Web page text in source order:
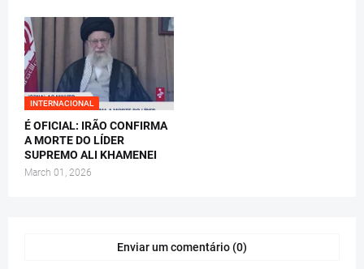
INTERNACIONAL
É OFICIAL: IRÃO CONFIRMA
A MORTE DO LÍDER
SUPREMO ALI KHAMENEI
March 01, 2026
Enviar um comentário (0)